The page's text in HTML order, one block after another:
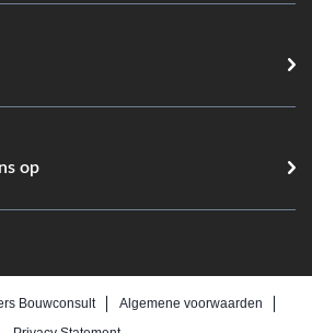
op
Bouwconsult
Algemene voorwaarden